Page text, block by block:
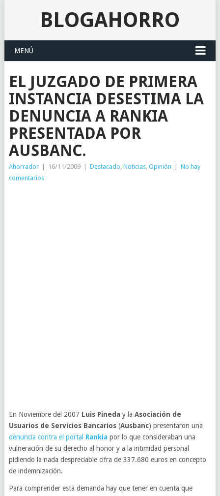
BLOGAHORRO
MENÚ
EL JUZGADO DE PRIMERA
INSTANCIA DESESTIMA LA
DENUNCIA A RANKIA
PRESENTADA POR
AUSBANC.
Ahorrador 16/11/2009 Destacado, Noticias, Opinión
No hay
comentarios
En Noviembre del 2007 Luis Pineda y la Asociación de
Usuarios de Servicios Bancarios(Ausbanc) presentaron una
denuncia contra el portal Rankia por lo que consideraban una
vulneración de su derecho al honor y a la intimidad personal
pidiendo la nada despreciable cifra de 337.680 euros en concepto
de indemnización.
Para comprender esta demanda hay que tener en cuenta que